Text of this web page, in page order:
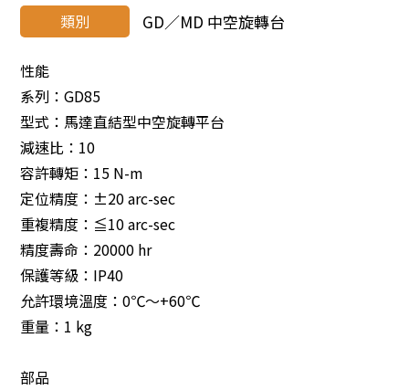
類別 GD／MD 中空旋轉台
性能
系列：GD85
型式：馬達直結型中空旋轉平台
減速比：10
容許轉矩：15 N-m
定位精度：±20 arc-sec
重複精度：≦10 arc-sec
精度壽命：20000 hr
保護等級：IP40
允許環境溫度：0℃～+60℃
重量：1 kg
部品